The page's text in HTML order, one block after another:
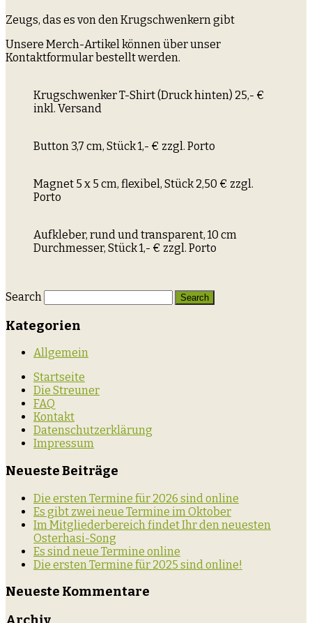
Zeugs, das es von den Krugschwenkern gibt
Unsere Merch-Artikel können über unser
Kontaktformular bestellt werden.
Krugschwenker T-Shirt (Druck hinten) 25,- €
inkl. Versand
Button 3,7 cm, Stück 1,- € zzgl. Porto
Magnet 5 x 5 cm, flexibel, Stück 2,50 € zzgl.
Porto
Aufkleber, rund und transparent, 10 cm
Durchmesser, Stück 1,- € zzgl. Porto
Search
Kategorien
Allgemein
Startseite
Die Streuner
FAQ
Kontakt
Datenschutzerklärung
Impressum
Neueste Beiträge
Die ersten Termine für 2026 sind online
Es gibt zwei neue Termine im Oktober
Im Mitgliederbereich findet Ihr den neuesten
Osterhasi-Song
Es sind neue Termine online
Die ersten Termine für 2025 sind online!
Neueste Kommentare